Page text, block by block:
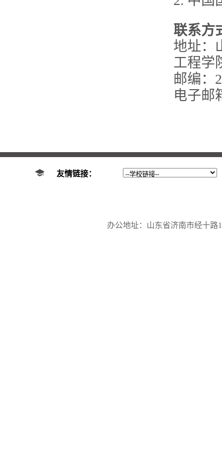
联系方
地址：
工程学
邮编：
电子邮
友情链接：
办公地址：山东省济南市经十路